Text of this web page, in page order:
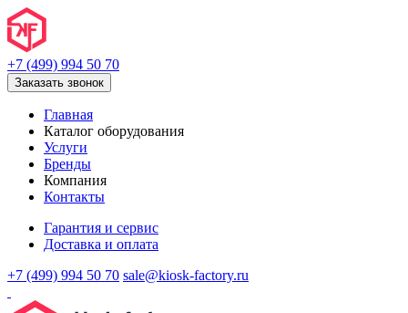
+7 (499) 994 50 70
Заказать звонок
Главная
Каталог оборудования
Услуги
Бренды
Компания
Контакты
Гарантия и сервис
Доставка и оплата
+7 (499) 994 50 70 sale@kiosk-factory.ru